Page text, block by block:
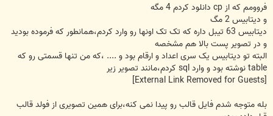
فروومم که از cp دانلود کردم 4 مگه
و دیتابیس 2 مگ
دیتابیس 63 تیبل داره که تک تک اونها رو وارد کردم،همانطور که فرموده بودید
و در تصویر پست بالا هم مشخصه
البته تو دیتابیس یک سری اعداد و ارقام بود و .... ،که من تنها قسمتی رو که
table نوشته بود و وارد sql کردم،مانند تصویر زیر
بله متوجه شدم فایل قالب رو پیدا نمی کنه،برای همین تصویری از فولد قالب